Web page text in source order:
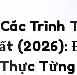
Trình
(2026):